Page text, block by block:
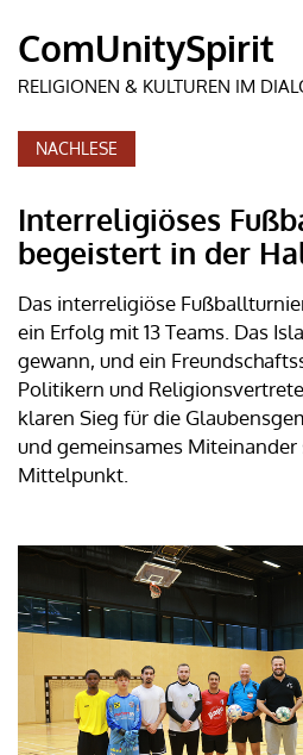
NACHLESE
Interreligiöses
begeistert in der
Das interreligiöse
ein Erfolg mit 13 Teams. Das
gewann, und ein
Politikern und
klaren Sieg für die
und gemeinsames
Mittelpunkt.